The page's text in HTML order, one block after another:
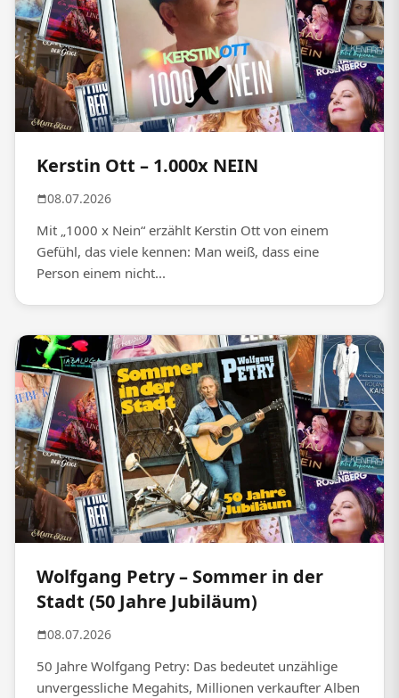
Kerstin Ott – 1.000x NEIN
08.07.2026
Mit „1000 x Nein“ erzählt Kerstin Ott von einem
Gefühl, das viele kennen: Man weiß, dass eine
Person einem nicht...
Wolfgang Petry – Sommer in der
Stadt (50 Jahre Jubiläum)
08.07.2026
50 Jahre Wolfgang Petry: Das bedeutet unzählige
unvergessliche Megahits, Millionen verkaufter Alben